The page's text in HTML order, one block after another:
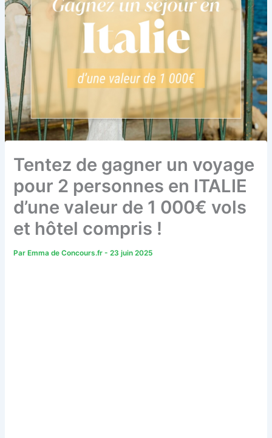
Tentez de gagner un voyage
pour 2 personnes en ITALIE
d’une valeur de 1 000€ vols
et hôtel compris !
ParEmma de Concours.fr-23 juin 2025